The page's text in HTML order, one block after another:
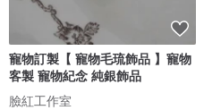
寵物訂製【 寵物毛琉飾品 】寵物
客製 寵物紀念 純銀飾品
臉紅工作室